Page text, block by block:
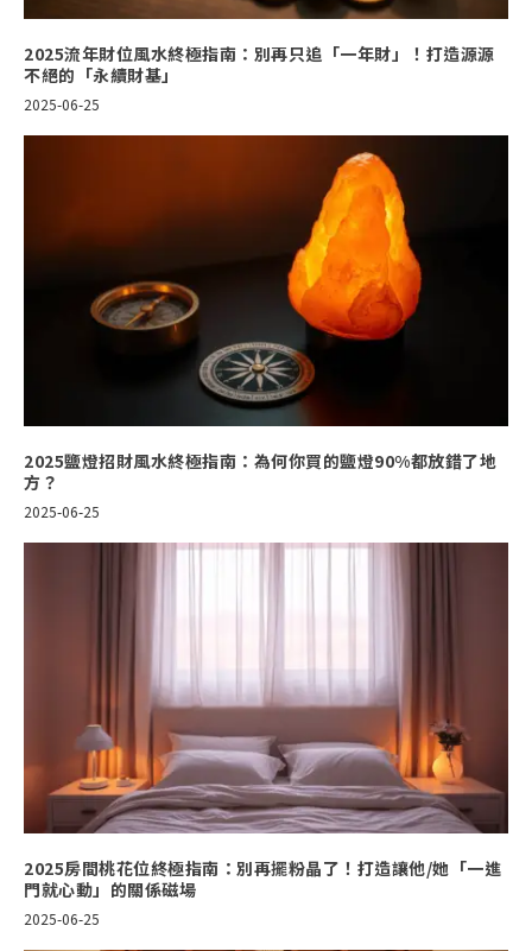
2025流年財位風水終極指南：別再只追「一年財」！打造源源
不絕的「永續財基」
2025-06-25
2025鹽燈招財風水終極指南：為何你買的鹽燈90%都放錯了地
方？
2025-06-25
2025房間桃花位終極指南：別再擺粉晶了！打造讓他/她「一進
門就心動」的關係磁場
2025-06-25